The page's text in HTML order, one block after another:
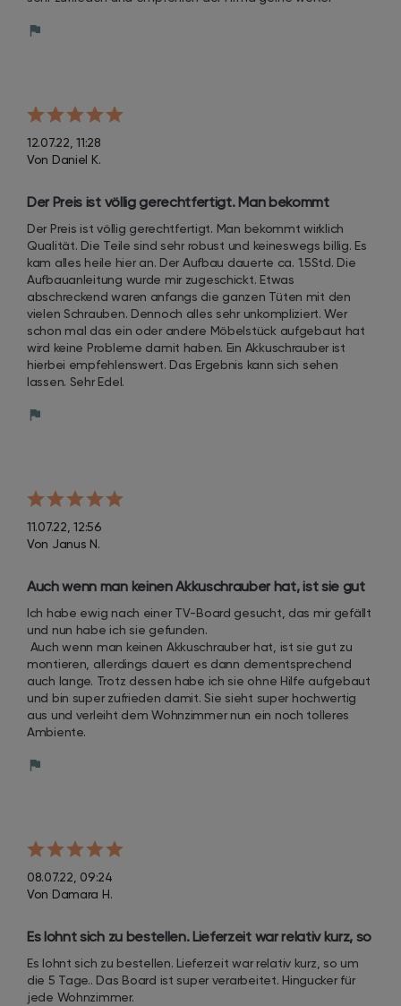
12.07.22, 11:28
Von Daniel K.
Der Preis ist völlig gerechtfertigt. Man bekommt
wirklich Qualität. Die Teile sind sehr robust und
keineswegs billig. Es kam alles heile hier an. Der Aufbau
dauerte ca. 1.5Std. Die Aufbauanleitung wur
Der Preis ist völlig gerechtfertigt. Man bekommt wirklich
Qualität. Die Teile sind sehr robust und keineswegs billig. Es
kam alles heile hier an. Der Aufbau dauerte ca. 1.5Std. Die
Aufbauanleitung wurde mir zugeschickt. Etwas
abschreckend waren anfangs die ganzen Tüten mit den
vielen Schrauben. Dennoch alles sehr unkompliziert. Wer
schon mal das ein oder andere Möbelstück aufgebaut hat
wird keine Probleme damit haben. Ein Akkuschrauber ist
hierbei empfehlenswert. Das Ergebnis kann sich sehen
lassen. Sehr Edel.
11.07.22, 12:56
Von Janus N.
Auch wenn man keinen Akkuschrauber hat, ist sie gut
zu montieren, allerdings dauert es dann
dementsprechend auch lange. Trotz dessen habe ich
sie ohne Hilfe aufgebaut und bin super zufrieden
damit.
Ich habe ewig nach einer TV-Board gesucht, das mir gefällt
und nun habe ich sie gefunden.
montieren, allerdings dauert es dann dementsprechend
auch lange. Trotz dessen habe ich sie ohne Hilfe aufgebaut
und bin super zufrieden damit. Sie sieht super hochwertig
aus und verleiht dem Wohnzimmer nun ein noch tolleres
Ambiente.
08.07.22, 09:24
Von Damara H.
Es lohnt sich zu bestellen. Lieferzeit war relativ kurz, so
um die 5 Tage.. Das Board ist super verarbeitet.
Es lohnt sich zu bestellen. Lieferzeit war relativ kurz, so um
die 5 Tage.. Das Board ist super verarbeitet. Hingucker für
jede Wohnzimmer.